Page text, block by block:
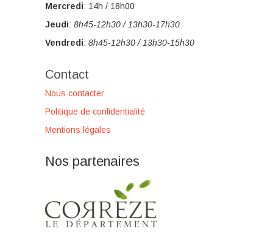
Mercredi: 14h / 18h00
Jeudi: 8h45-12h30 / 13h30-17h30
Vendredi: 8h45-12h30 / 13h30-15h30
Contact
Nous contacter
Politique de confidentialité
Mentions légales
Nos partenaires